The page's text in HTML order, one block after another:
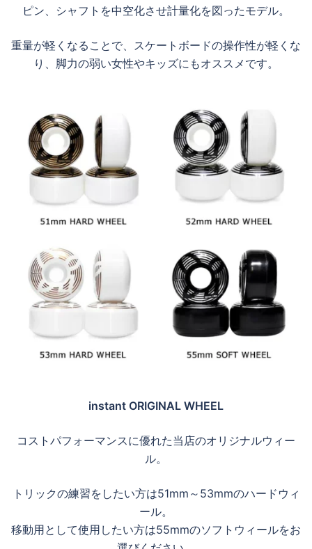
ピン、シャフトを中空化させ計量化を図ったモデル。
重量が軽くなることで、スケートボードの操作性が軽くな
り、脚力の弱い女性やキッズにもオススメです。
instant ORIGINAL WHEEL
コストパフォーマンスに優れた当店のオリジナルウィー
ル。
トリックの練習をしたい方は51mm～53mmのハードウィ
ール。
移動用として使用したい方は55mmのソフトウィールをお